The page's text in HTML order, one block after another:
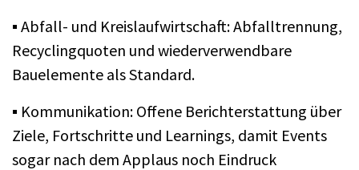
▪ Abfall- und Kreislaufwirtschaft: Abfalltrennung,
Recyclingquoten und wiederverwendbare
Bauelemente als Standard.
▪ Kommunikation: Offene Berichterstattung über
Ziele, Fortschritte und Learnings, damit Events
sogar nach dem Applaus noch Eindruck